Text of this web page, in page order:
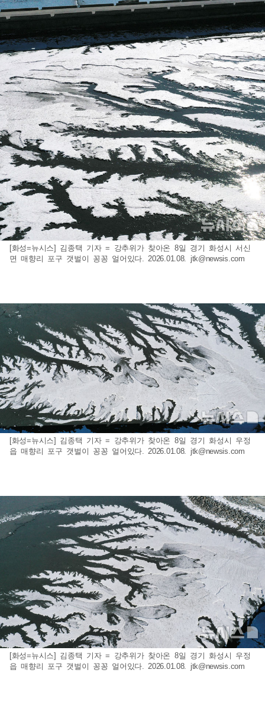
[화성=뉴시스] 김종택 기자 = 강추위가 찾아온 8일 경기 화성시 서신
면 매향리 포구 갯벌이 꽁꽁 얼어있다. 2026.01.08. jtk@newsis.com
[화성=뉴시스] 김종택 기자 = 강추위가 찾아온 8일 경기 화성시 우정
읍 매향리 포구 갯벌이 꽁꽁 얼어있다. 2026.01.08. jtk@newsis.com
[화성=뉴시스] 김종택 기자 = 강추위가 찾아온 8일 경기 화성시 우정
읍 매향리 포구 갯벌이 꽁꽁 얼어있다. 2026.01.08. jtk@newsis.com